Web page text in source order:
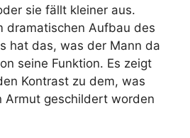
sie fällt kleiner aus.
dramatischen Aufbau des
hat das, was der Mann da
seine Funktion. Es zeigt
Kontrast zu dem, was
Armut geschildert worden